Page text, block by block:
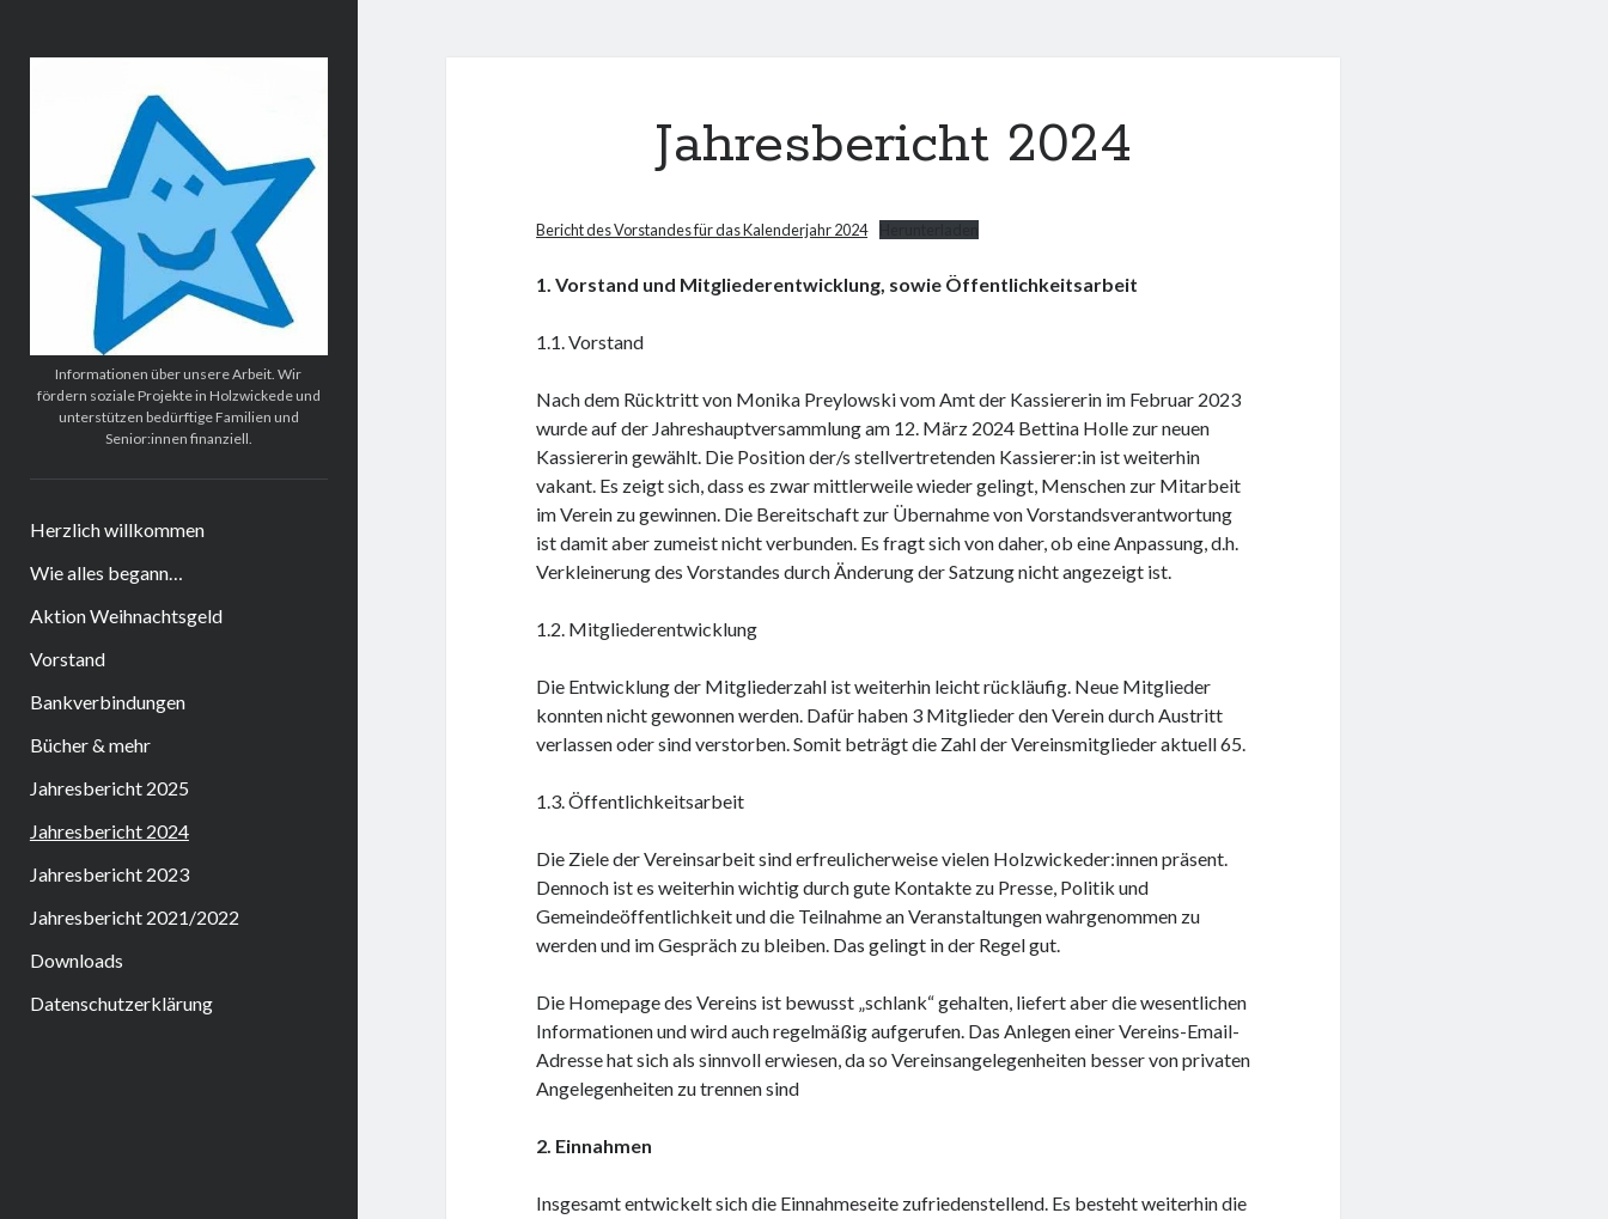
Holzwickede
Informationen über unsere Arbeit. Wir
fördern soziale Projekte in Holzwickede und
unterstützen bedürftige Familien und
Senior:innen finanziell.
Herzlich willkommen
Wie alles begann…
Aktion Weihnachtsgeld
Vorstand
Bankverbindungen
Bücher & mehr
Jahresbericht 2025
Jahresbericht 2024
Jahresbericht 2023
Jahresbericht 2021/2022
Downloads
Datenschutzerklärung
Jahresbericht 2024
Bericht des Vorstandes für das Kalenderjahr 2024
1. Vorstand und Mitgliederentwicklung, sowie Öffentlichkeitsarbeit
1.1. Vorstand
Nach dem Rücktritt von Monika Preylowski vom Amt der Kassiererin im Februar 2023
wurde auf der Jahreshauptversammlung am 12. März 2024 Bettina Holle zur neuen
Kassiererin gewählt. Die Position der/s stellvertretenden Kassierer:in ist weiterhin
vakant. Es zeigt sich, dass es zwar mittlerweile wieder gelingt, Menschen zur Mitarbeit
im Verein zu gewinnen. Die Bereitschaft zur Übernahme von Vorstandsverantwortung
ist damit aber zumeist nicht verbunden. Es fragt sich von daher, ob eine Anpassung, d.h.
Verkleinerung des Vorstandes durch Änderung der Satzung nicht angezeigt ist.
1.2. Mitgliederentwicklung
Die Entwicklung der Mitgliederzahl ist weiterhin leicht rückläufig. Neue Mitglieder
konnten nicht gewonnen werden. Dafür haben 3 Mitglieder den Verein durch Austritt
verlassen oder sind verstorben. Somit beträgt die Zahl der Vereinsmitglieder aktuell 65.
1.3. Öffentlichkeitsarbeit
Die Ziele der Vereinsarbeit sind erfreulicherweise vielen Holzwickeder:innen präsent.
Dennoch ist es weiterhin wichtig durch gute Kontakte zu Presse, Politik und
Gemeindeöffentlichkeit und die Teilnahme an Veranstaltungen wahrgenommen zu
werden und im Gespräch zu bleiben. Das gelingt in der Regel gut.
Die Homepage des Vereins ist bewusst „schlank“ gehalten, liefert aber die wesentlichen
Informationen und wird auch regelmäßig aufgerufen. Das Anlegen einer Vereins-Email-
Adresse hat sich als sinnvoll erwiesen, da so Vereinsangelegenheiten besser von privaten
Angelegenheiten zu trennen sind
2. Einnahmen
Insgesamt entwickelt sich die Einnahmeseite zufriedenstellend. Es besteht weiterhin die